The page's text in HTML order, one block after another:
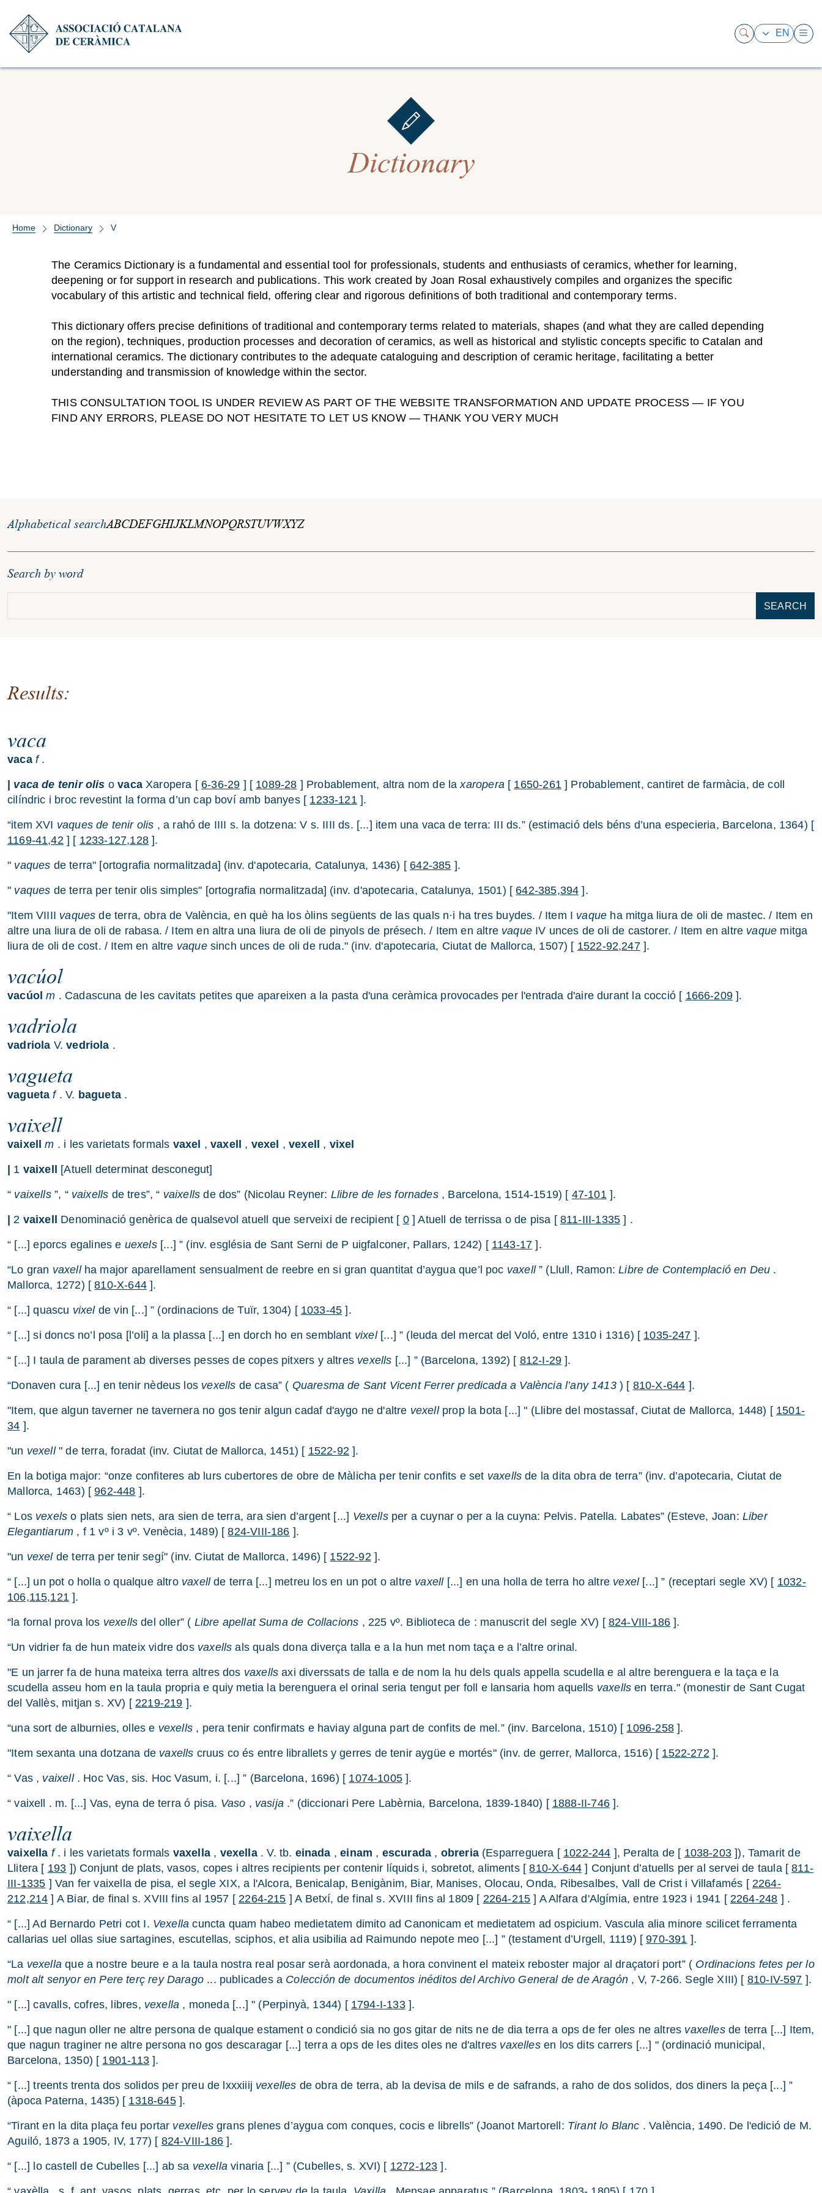
EN
Dictionary
Home Dictionary V
The Ceramics Dictionary is a fundamental and essential tool for professionals, students and enthusiasts of ceramics, whether for learning,
deepening or for support in research and publications. This work created by Joan Rosal exhaustively compiles and organizes the specific
vocabulary of this artistic and technical field, offering clear and rigorous definitions of both traditional and contemporary terms.
This dictionary offers precise definitions of traditional and contemporary terms related to materials, shapes (and what they are called depending
on the region), techniques, production processes and decoration of ceramics, as well as historical and stylistic concepts specific to Catalan and
international ceramics. The dictionary contributes to the adequate cataloguing and description of ceramic heritage, facilitating a better
understanding and transmission of knowledge within the sector.
THIS CONSULTATION TOOL IS UNDER REVIEW AS PART OF THE WEBSITE TRANSFORMATION AND UPDATE PROCESS — IF YOU
FIND ANY ERRORS, PLEASE DO NOT HESITATE TO LET US KNOW — THANK YOU VERY MUCH
Alphabetical searchABCDEFGHIJKLMNOPQRSTUVWXYZ
Search by word
SEARCH
Results:
vaca
vaca f.
vaca de tenir olis ovacaXaropera [ 6-36-29 ] [ 1089-28 ] Probablement, altra nom de laxaropera [ 1650-261] Probablement, cantiret de farmàcia, de coll
cilíndric i broc revestint la forma d’un cap boví amb banyes [ 1233-121].
“item XVI vaques de tenir olis , a rahó de IIII s. la dotzena: V s. IIII ds. [...] item una vaca de terra: III ds.” (estimació dels béns d’una especieria, Barcelona, 1364) [
1169-41,42] [ 1233-127,128].
" vaques de terra" [ortografia normalitzada] (inv. d'apotecaria, Catalunya, 1436) [ 642-385 ].
" vaques de terra per tenir olis simples" [ortografia normalitzada] (inv. d'apotecaria, Catalunya, 1501) [ 642-385,394 ].
"Item VIIII vaques de terra, obra de València, en què ha los òlins següents de las quals n·i ha tres buydes. / Item I vaque ha mitga liura de oli de mastec. / Item en
altre una liura de oli de rabasa. / Item en altra una liura de oli de pinyols de présech. / Item en altre vaque IV unces de oli de castorer. / Item en altre vaque mitga
liura de oli de cost. / Item en altre vaquesinch unces de oli de ruda." (inv. d'apotecaria, Ciutat de Mallorca, 1507) [ 1522-92,247].
vacúol
vacúol m . Cadascuna de les cavitats petites que apareixen a la pasta d'una ceràmica provocades per l'entrada d'aire durant la cocció [ 1666-209].
vadriola
vadriola V.vedriola .
vagueta
vagueta f. V. bagueta .
vaixell
vaixell m . i les varietats formals vaxel , vaxell , vexel ,vexell , vixel
1 vaixell [Atuell determinat desconegut]
“ vaixells”, “ vaixells de tres”, “ vaixells de dos” (Nicolau Reyner: Llibre de les fornades, Barcelona, 1514-1519) [ 47-101].
2 vaixell Denominació genèrica de qualsevol atuell que serveixi de recipient [ 0] Atuell de terrissa o de pisa [ 811-III-1335 ] .
“ [...] eporcs egalines e uexels[...] ” (inv. església de Sant Serni de P uigfalconer, Pallars, 1242) [ 1143-17 ].
“Lo gran vaxellha major aparellament sensualment de reebre en si gran quantitat d’aygua que’l poc vaxell” (Llull, Ramon:Libre de Contemplació en Deu .
Mallorca, 1272) [810-X-644].
“ [...] quascu vixelde vin [...] ” (ordinacions de Tuïr, 1304) [ 1033-45 ].
“ [...] si doncs no’l posa [l’oli] a la plassa [...] en dorch ho en semblant vixel[...] ” (leuda del mercat del Voló, entre 1310 i 1316) [ 1035-247 ].
“ [...] I taula de parament ab diverses pesses de copes pitxers y altres vexells [...] ” (Barcelona, 1392) [ 812-I-29 ].
“Donaven cura [...] en tenir nèdeus los vexells de casa” ( Quaresma de Sant Vicent Ferrer predicada a València l’any 1413) [ 810-X-644 ].
"Item, que algun taverner ne tavernera no gos tenir algun cadaf d'aygo ne d'altre vexellprop la bota [...] " (Llibre del mostassaf, Ciutat de Mallorca, 1448) [ 1501-
34 ].
"un vexell" de terra, foradat (inv. Ciutat de Mallorca, 1451) [ 1522-92 ].
En la botiga major: “onze confiteres ab lurs cubertores de obre de Màlicha per tenir confits e set vaxells de la dita obra de terra” (inv. d’apotecaria, Ciutat de
Mallorca, 1463) [962-448 ].
“ Los vexels o plats sien nets, ara sien de terra, ara sien d’argent [...] Vexellsper a cuynar o per a la cuyna: Pelvis. Patella. Labates” (Esteve, Joan: Liber
Elegantiarum , f 1 vº i 3 vº. Venècia, 1489) [824-VIII-186 ].
"un vexelde terra per tenir segí" (inv. Ciutat de Mallorca, 1496) [ 1522-92].
“ [...] un pot o holla o qualque altro vaxellde terra [...] metreu los en un pot o altre vaxell[...] en una holla de terra ho altre vexel[...] ” (receptari segle XV) [ 1032-
106,115,121].
“la fornal prova los vexells del oller” ( Libre apellat Suma de Collacions , 225 vº. Biblioteca de : manuscrit del segle XV) [ 824-VIII-186 ].
“Un vidrier fa de hun mateix vidre dos vaxells als quals dona diverça talla e a la hun met nom taça e a l’altre orinal.
"E un jarrer fa de huna mateixa terra altres dos vaxells axi diverssats de talla e de nom la hu dels quals appella scudella e al altre berenguera e la taça e la
scudella asseu hom en la taula propria e quiy metia la berenguera el orinal seria tengut per foll e lansaria hom aquells vaxells en terra." (monestir de Sant Cugat
del Vallès, mitjan s. XV) [2219-219 ].
“una sort de alburnies, olles e vexells , pera tenir confirmats e haviay alguna part de confits de mel.” (inv. Barcelona, 1510) [ 1096-258].
"Item sexanta una dotzana de vaxells cruus co és entre librallets y gerres de tenir aygüe e mortés" (inv. de gerrer, Mallorca, 1516) [ 1522-272].
“ Vas , vaixell. Hoc Vas, sis. Hoc Vasum, i. [...] ” (Barcelona, 1696) [ 1074-1005].
“ vaixell . m. [...] Vas, eyna de terra ó pisa. Vaso , vasija .” (diccionari Pere Labèrnia, Barcelona, 1839-1840) [ 1888-II-746].
vaixella
vaixella f. i les varietats formals vaxella, vexella. V. tb. einada ,einam , escurada , obreria(Esparreguera [ 1022-244 ], Peralta de [ 1038-203]), Tamarit de
Llitera [ 193 ]) Conjunt de plats, vasos, copes i altres recipients per contenir líquids i, sobretot, aliments [810-X-644] Conjunt d’atuells per al servei de taula [811-
III-1335 ] Van fer vaixella de pisa, el segle XIX, a l'Alcora, Benicalap, Benigànim, Biar, Manises, Olocau, Onda, Ribesalbes, Vall de Crist i Villafamés [ 2264-
212,214 ] A Biar, de final s. XVIII fins al 1957 [2264-215 ] A Betxí, de final s. XVIII fins al 1809 [ 2264-215 ] A Alfara d'Algímia, entre 1923 i 1941 [ 2264-248 ] .
“ [...] Ad Bernardo Petri cot I. Vexella cuncta quam habeo medietatem dimito ad Canonicam et medietatem ad ospicium. Vascula alia minore scilicet ferramenta
callarias uel ollas siue sartagines, escutellas, sciphos, et alia usibilia ad Raimundo nepote meo [...] ” (testament d’Urgell, 1119) [970-391 ].
“La vexella que a nostre beure e a la taula nostra real posar serà aordonada, a hora convinent el mateix reboster major al draçatori port” ( Ordinacions fetes per lo
molt alt senyor en Pere terç rey Darago ... publicades a Colección de documentos inéditos del Archivo General dede Aragón , V, 7-266. Segle XIII) [ 810-IV-597 ].
" [...] cavalls, cofres, libres, vexella , moneda [...] " (Perpinyà, 1344) [ 1794-I-133].
" [...] que nagun oller ne altre persona de qualque estament o condició sia no gos gitar de nits ne de dia terra a ops de fer oles ne altres vaxellesde terra [...] Item,
que nagun traginer ne altre persona no gos descaragar [...] terra a ops de les dites oles ne d'altres vaxellesen los dits carrers [...] " (ordinació municipal,
Barcelona, 1350) [ 1901-113].
“ [...] treents trenta dos solidos per preu de lxxxiiij vexelles de obra de terra, ab la devisa de mils e de safrands, a raho de dos solidos, dos diners la peça [...] ”
(àpoca Paterna, 1435) [ 1318-645].
“Tirant en la dita plaça feu portar vexellesgrans plenes d’aygua com conques, cocis e librells” (Joanot Martorell: Tirant lo Blanc . València, 1490. De l'edició de M.
Aguiló, 1873 a 1905, IV, 177) [ 824-VIII-186].
“ [...] lo castell de Cubelles [...] ab sa vexella vinaria [...] ” (Cubelles, s. XVI) [ 1272-123 ].